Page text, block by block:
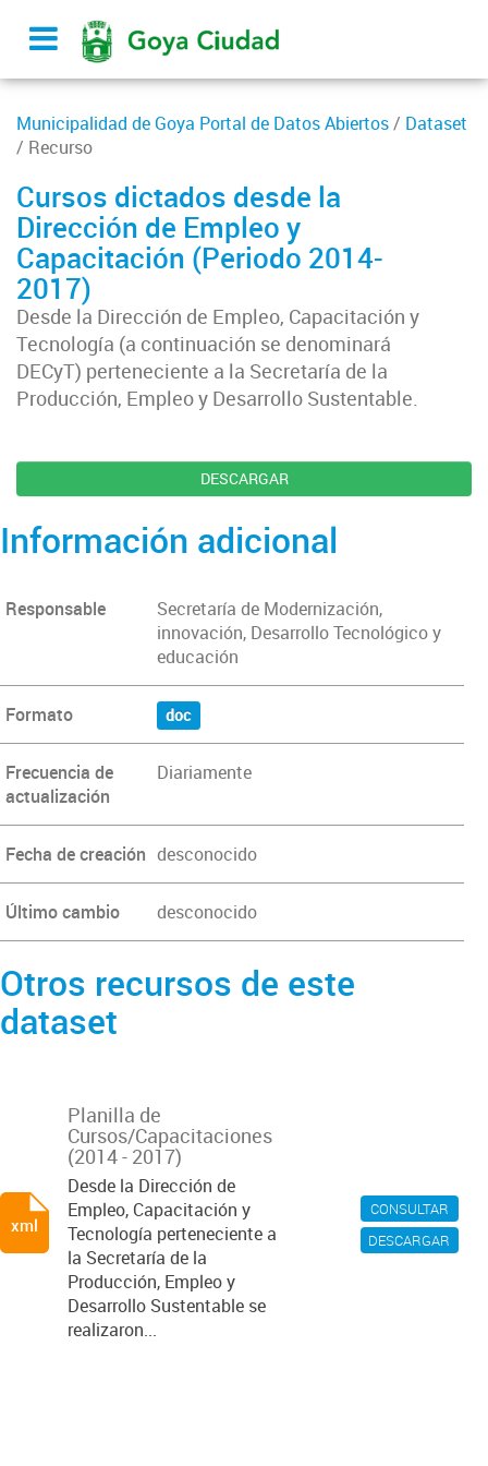
Municipalidad de Goya Portal de Datos Abiertos/ Dataset
/ Recurso
Cursos dictados desde la
Dirección de Empleo y
Capacitación (Periodo 2014-
2017)
Desde la Dirección de Empleo, Capacitación y
Tecnología (a continuación se denominará
DECyT) perteneciente a la Secretaría de la
Producción, Empleo y Desarrollo Sustentable.
DESCARGAR
Información adicional
Responsable
Secretaría de Modernización,
innovación, Desarrollo Tecnológico y
educación
Formato doc
Frecuencia de
actualización
Diariamente
Fecha de creación desconocido
Último cambio desconocido
Otros recursos de este
dataset
CONSULTAR
DESCARGAR
Planilla de
Cursos/Capacitaciones
(2014 - 2017)
Desde la Dirección de
Empleo, Capacitación y
Tecnología perteneciente a
la Secretaría de la
Producción, Empleo y
Desarrollo Sustentable se
realizaron...
xml